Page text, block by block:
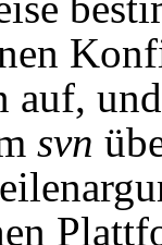
auf,
svn